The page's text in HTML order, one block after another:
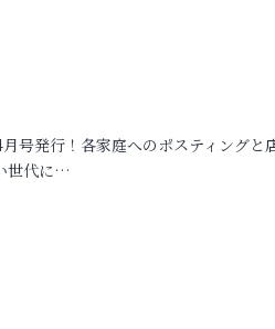
号発行！各家庭へのポスティングと
世代に…